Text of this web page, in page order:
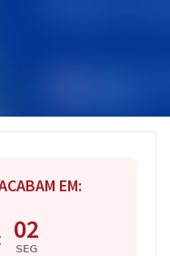
EM:
: 01
SEG